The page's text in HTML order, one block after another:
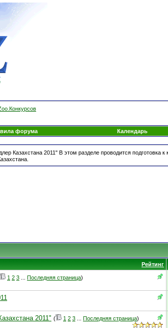
форума Календарь
Казахстана 2011" В этом разделе проводится подготовка
Рейтинг
1 2 3 Последняя страница)
2011" ( 1 2 3 Последняя страница)